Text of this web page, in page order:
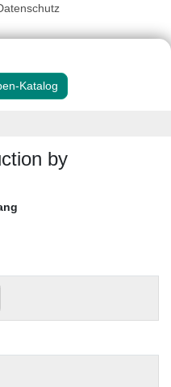
Katalog
by